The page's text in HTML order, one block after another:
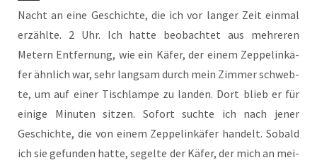
Nacht an eine Geschich­te, die ich vor lan­ger Zeit ein­mal
erzähl­te. 2 Uhr. Ich hat­te beob­ach­tet aus meh­re­ren
Metern Ent­fer­nung, wie ein Käfer, der einem Zep­pel­in­kä­
fer ähn­lich war, sehr lang­sam durch mein Zim­mer schweb­
te, um auf einer Tisch­lam­pe zu lan­den. Dort blieb er für
eini­ge Minu­ten sit­zen. Sofort such­te ich nach jener
Geschich­te, die von einem Zep­pel­in­kä­fer han­delt. Sobald
ich sie gefun­den hat­te, segel­te der Käfer, der mich an mei­